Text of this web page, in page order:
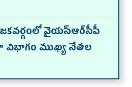
వైయ‌స్ఆర్‌సీపీ
ముఖ్య నేత‌ల